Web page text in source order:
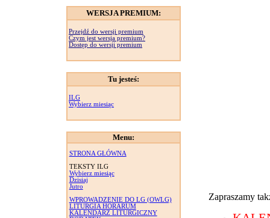
WERSJA PREMIUM:
Przejdź do wersji premium
Czym jest wersja premium?
Dostęp do wersji premium
Tu jesteś:
ILG
Wybierz miesiąc
Menu:
STRONA GŁÓWNA
TEKSTY ILG
Wybierz miesiąc
Dzisiaj
Jutro
WPROWADZENIE DO LG (OWLG)
LITURGIA HORARUM
KALENDARZ LITURGICZNY
Zapraszamy